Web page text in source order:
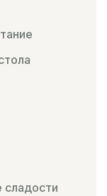
сладости